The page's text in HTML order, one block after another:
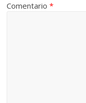
Comentario*